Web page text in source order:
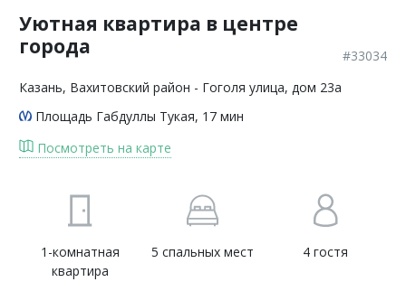
Уютная квартира в центре
города
#33034
Казань, Вахитовский район - Гоголя улица, дом 23а
Площадь Габдуллы Тукая, 17 мин
Посмотреть на карте
1-комнатная
квартира
5 спальных мест 4 гостя